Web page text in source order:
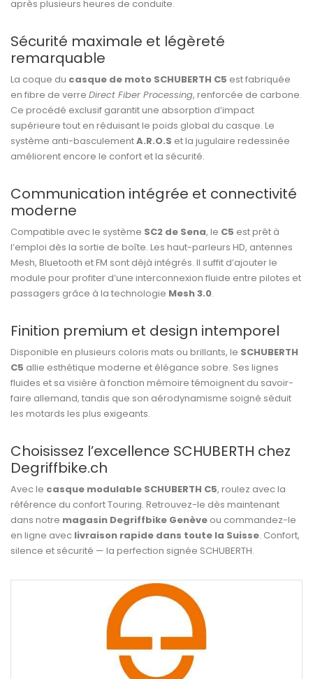
après plusieurs heures de conduite.
Sécurité maximale et légèreté
remarquable
La coque du casque de moto SCHUBERTH C5 est fabriquée
en fibre de verre Direct Fiber Processing, renforcée de carbone.
Ce procédé exclusif garantit une absorption d’impact
supérieure tout en réduisant le poids global du casque. Le
système anti-basculementA.R.O.S et la jugulaire redessinée
améliorent encore le confort et la sécurité.
Communication intégrée et connectivité
moderne
Compatible avec le système SC2 de Sena, le C5 est prêt à
l’emploi dès la sortie de boîte. Les haut-parleurs HD, antennes
Mesh, Bluetooth et FM sont déjà intégrés. Il suffit d’ajouter le
module pour profiter d’une interconnexion fluide entre pilotes et
passagers grâce à la technologie Mesh 3.0.
Finition premium et design intemporel
Disponible en plusieurs coloris mats ou brillants, le SCHUBERTH
C5 allie esthétique moderne et élégance sobre. Ses lignes
fluides et sa visière à fonction mémoire témoignent du savoir-
faire allemand, tandis que son aérodynamisme soigné séduit
les motards les plus exigeants.
Choisissez l’excellence SCHUBERTH chez
Degriffbike.ch
Avec le casque modulable SCHUBERTH C5, roulez avec la
référence du confort Touring. Retrouvez-le dès maintenant
dans notre magasin Degriffbike Genève ou commandez-le
en ligne avec livraison rapide dans toute la Suisse. Confort,
silence et sécurité — la perfection signée SCHUBERTH.